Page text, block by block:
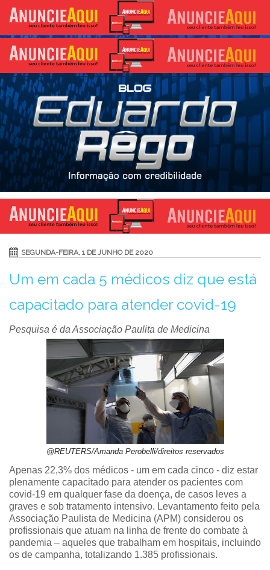
SEGUNDA-FEIRA, 1 DE JUNHO DE 2020
Um em cada 5 médicos diz que está
capacitado para atender covid-19
Pesquisa é da Associação Paulita de Medicina
@REUTERS/Amanda Perobelli/direitos reservados
Apenas 22,3% dos médicos - um em cada cinco - diz estar
plenamente capacitado para atender os pacientes com
covid-19 em qualquer fase da doença, de casos leves a
graves e sob tratamento intensivo. Levantamento feito pela
Associação Paulista de Medicina (APM) considerou os
profissionais que atuam na linha de frente do combate à
pandemia – aqueles que trabalham em hospitais, incluindo
os de campanha, totalizando 1.385 profissionais.